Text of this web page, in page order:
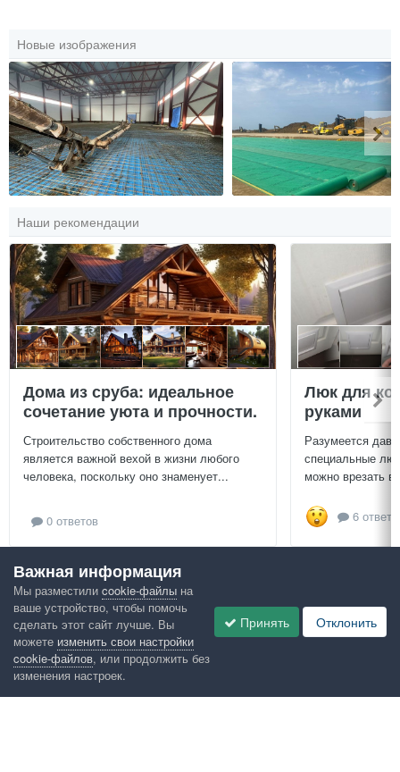
Новые изображения
Наши рекомендации
Дома из сруба: идеальное
сочетание уюта и прочности.
Строительство собственного дома
является важной вехой в жизни любого
человека, поскольку оно знаменует...
0 ответов
Люк для
руками
Разумеется
специальные
можно врезать
6
Посмотреть всё
Google рекомендует
Важная информация
Мы разместили cookie-файлы на
ваше устройство, чтобы помочь
сделать этот сайт лучше. Вы
можете изменить свои настройки
cookie-файлов, или продолжить без
изменения настроек.
Принять Отклонить